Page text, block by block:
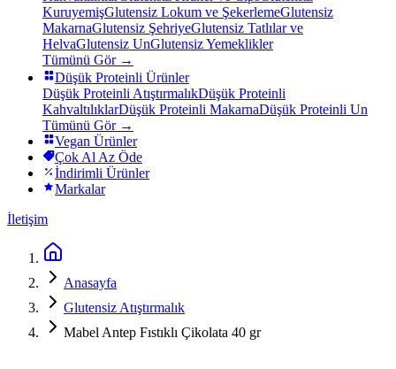
KuruyemişGlutensiz Lokum ve ŞekerlemeGlutensiz
MakarnaGlutensiz ŞehriyeGlutensiz Tatlılar ve
HelvaGlutensiz UnGlutensiz Yemeklikler
Tümünü Gör →
Düşük Proteinli Ürünler
Düşük Proteinli AtıştırmalıkDüşük Proteinli
KahvaltılıklarDüşük Proteinli MakarnaDüşük Proteinli Un
Tümünü Gör →
Vegan Ürünler
Çok Al Az Öde
İndirimli Ürünler
Markalar
İletişim
Anasayfa
Glutensiz Atıştırmalık
Mabel Antep Fıstıklı Çikolata 40 gr